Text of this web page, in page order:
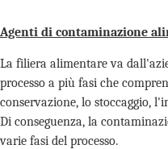
Agenti di contaminazione
La filiera alimentare va
processo a più fasi che
conservazione, lo stoccaggio,
Di conseguenza, la
varie fasi del processo.